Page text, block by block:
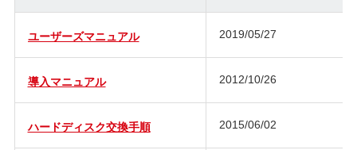
ユーザーズマニュアル 2019/05/27
導入マニュアル 2012/10/26
ハードディスク交換手順 2015/06/02